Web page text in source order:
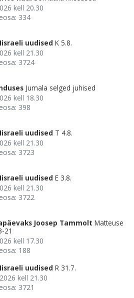
kell 20.30
334
uudised K 5.8.
kell 21.30
3724
Jumala selged juhised
kell 18.30
398
uudised T 4.8.
kell 21.30
3723
uudised E 3.8.
kell 21.30
3722
Joosep Tammolt Matteuse
21
kell 17.30
188
uudised R 31.7.
kell 21.30
3721